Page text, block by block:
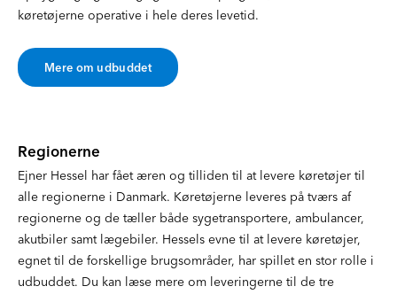
køretøjerne operative i hele deres levetid.
Mere om udbuddet
Regionerne
Ejner Hessel har fået æren og tilliden til at levere køretøjer til
alle regionerne i Danmark. Køretøjerne leveres på tværs af
regionerne og de tæller både sygetransportere, ambulancer,
akutbiler samt lægebiler. Hessels evne til at levere køretøjer,
egnet til de forskellige brugsområder, har spillet en stor rolle i
udbuddet. Du kan læse mere om leveringerne til de tre